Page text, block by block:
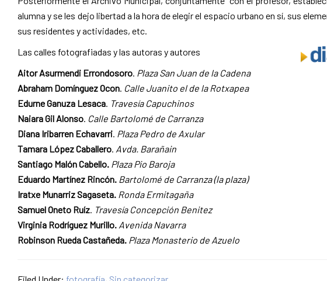
alumna y se les dejo libertad a la hora de elegir el espacio urbano en sí, sus
sus residentes y actividades, etc.
Las calles fotografiadas y las autoras y autores
Aitor Asurmendi Errondosoro Plaza San Juan de la Cadena
Abraham Domínguez Ocon Calle Juanito el de la Rotxapea
Edurne Ganuza Lesaca Travesía Capuchinos
Naiara Gil Alonso Calle Bartolomé de Carranza
Diana Iribarren Echavarri Plaza Pedro de Axular
Tamara López Caballero Avda. Barañain
Santiago Malón Cabello. Plaza Pio Baroja
Eduardo Martínez Rincón. Bartolomé de Carranza (la plaza)
Iratxe Munarriz Sagaseta. Ronda Ermitagaña
Samuel Oneto Ruíz Travesía Concepción Benitez
Virginia Rodríguez Murillo. Avenida Navarra
Robinson Rueda Castañeda. Plaza Monasterio de Azuelo